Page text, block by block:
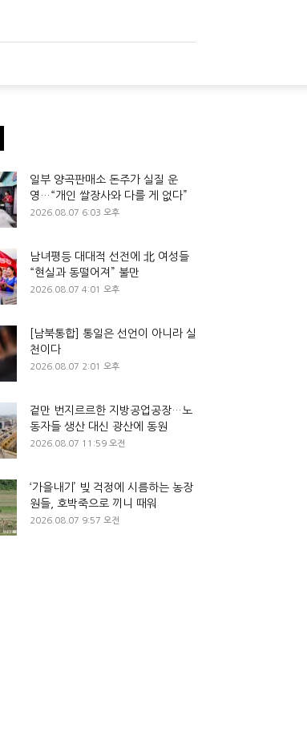
일부 양곡판매소 돈주가 실질 운
영…“개인 쌀장사와 다를 게 없다”
2026.08.07 6:03 오후
남녀평등 대대적 선전에 北 여성들
“현실과 동떨어져” 불만
2026.08.07 4:01 오후
[남북통합] 통일은 선언이 아니라 실
천이다
2026.08.07 2:01 오후
겉만 번지르르한 지방공업공장…노
동자들 생산 대신 광산에 동원
2026.08.07 11:59 오전
‘가을내기’ 빚 걱정에 시름하는 농장
원들, 호박죽으로 끼니 때워
2026.08.07 9:57 오전